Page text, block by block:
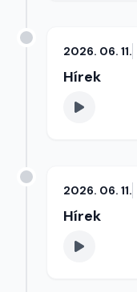
2026. 06. 11.
Hírek
2026. 06. 11.
Hírek